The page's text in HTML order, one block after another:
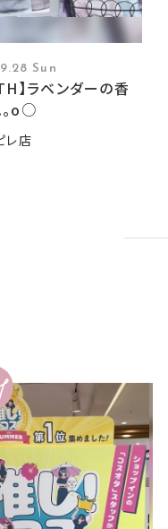
Sun
】ラベンダーの香
。o○
レ店